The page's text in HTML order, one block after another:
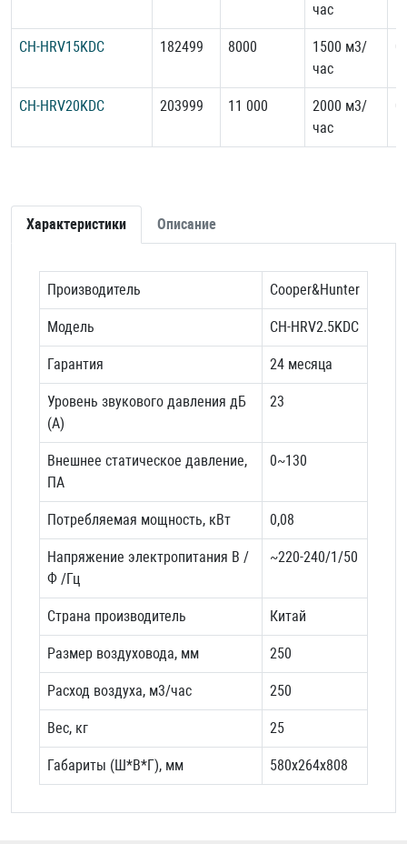
час
CH-HRV15KDC 182499 8000
1500 м3/
час
CH-HRV20KDC 203999 11 000
2000 м3/
час
Характеристики Описание
Производитель Cooper&Hunter
Модель CH-HRV2.5KDC
Гарантия 24 месяца
Уровень звукового давления дБ
(А)
23
Внешнее статическое давление,
ПА
0~130
Потребляемая мощность, кВт 0,08
Напряжение электропитания В /
Ф /Гц
~220-240/1/50
Страна производитель Китай
Размер воздуховода, мм 250
Расход воздуха, м3/час 250
Вес, кг 25
Габариты (Ш*В*Г), мм 580х264х808